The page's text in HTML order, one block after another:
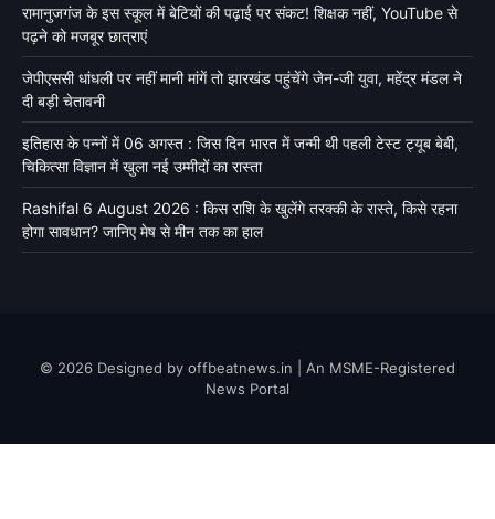
रामानुजगंज के इस स्कूल में बेटियों की पढ़ाई पर संकट! शिक्षक नहीं, YouTube से
पढ़ने को मजबूर छात्राएं
जेपीएससी धांधली पर नहीं मानी मांगें तो झारखंड पहुंचेंगे जेन-जी युवा, महेंद्र मंडल ने
दी बड़ी चेतावनी
इतिहास के पन्नों में 06 अगस्त : जिस दिन भारत में जन्मी थी पहली टेस्ट ट्यूब बेबी,
चिकित्सा विज्ञान में खुला नई उम्मीदों का रास्ता
Rashifal 6 August 2026 : किस राशि के खुलेंगे तरक्की के रास्ते, किसे रहना
होगा सावधान? जानिए मेष से मीन तक का हाल
© 2026 Designed by offbeatnews.in | An MSME-Registered
News Portal